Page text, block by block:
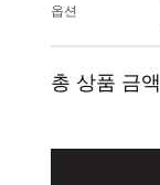
옵션
총 상품 금액